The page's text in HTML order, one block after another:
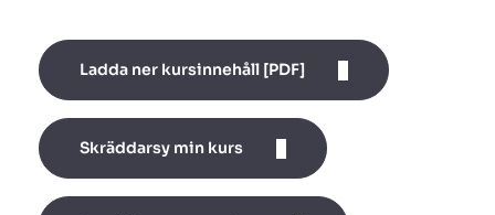
Ladda ner kursinnehåll [PDF]
Skräddarsy min kurs